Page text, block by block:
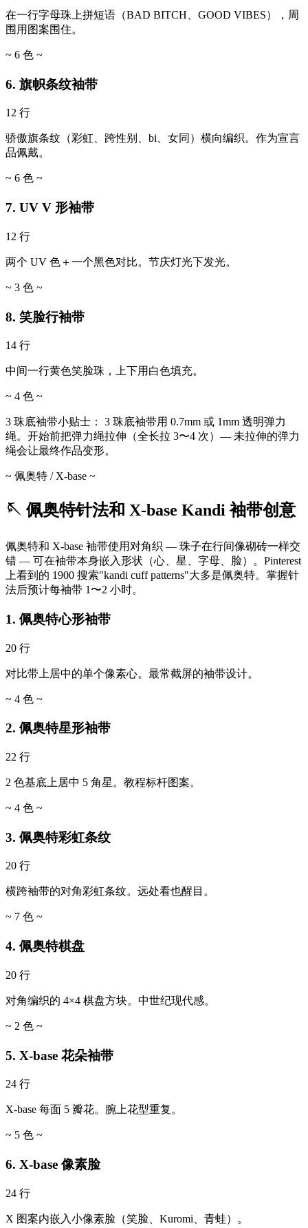
在一行字母珠上拼短语（BAD BITCH、GOOD VIBES），周
围用图案围住。
~ 6 色 ~
6. 旗帜条纹袖带
12 行
骄傲旗条纹（彩虹、跨性别、bi、女同）横向编织。作为宣言
品佩戴。
~ 6 色 ~
7. UV V 形袖带
12 行
两个 UV 色＋一个黑色对比。节庆灯光下发光。
~ 3 色 ~
8. 笑脸行袖带
14 行
中间一行黄色笑脸珠，上下用白色填充。
~ 4 色 ~
3 珠底袖带小贴士：
3 珠底袖带用 0.7mm 或 1mm 透明弹力
绳。开始前把弹力绳拉伸（全长拉 3〜4 次）— 未拉伸的弹力
绳会让最终作品变形。
~ 佩奥特 / X-base ~
🪡 佩奥特针法和 X-base Kandi 袖带创意
佩奥特和 X-base 袖带使用对角织 — 珠子在行间像砌砖一样交
错 — 可在袖带本身嵌入形状（心、星、字母、脸）。Pinterest
上看到的 1900 搜索"kandi cuff patterns"大多是佩奥特。掌握针
法后预计每袖带 1〜2 小时。
1. 佩奥特心形袖带
20 行
对比带上居中的单个像素心。最常截屏的袖带设计。
~ 4 色 ~
2. 佩奥特星形袖带
22 行
2 色基底上居中 5 角星。教程标杆图案。
~ 4 色 ~
3. 佩奥特彩虹条纹
20 行
横跨袖带的对角彩虹条纹。远处看也醒目。
~ 7 色 ~
4. 佩奥特棋盘
20 行
对角编织的 4×4 棋盘方块。中世纪现代感。
~ 2 色 ~
5. X-base 花朵袖带
24 行
X-base 每面 5 瓣花。腕上花型重复。
~ 5 色 ~
6. X-base 像素脸
24 行
X 图案内嵌入小像素脸（笑脸、Kuromi、青蛙）。